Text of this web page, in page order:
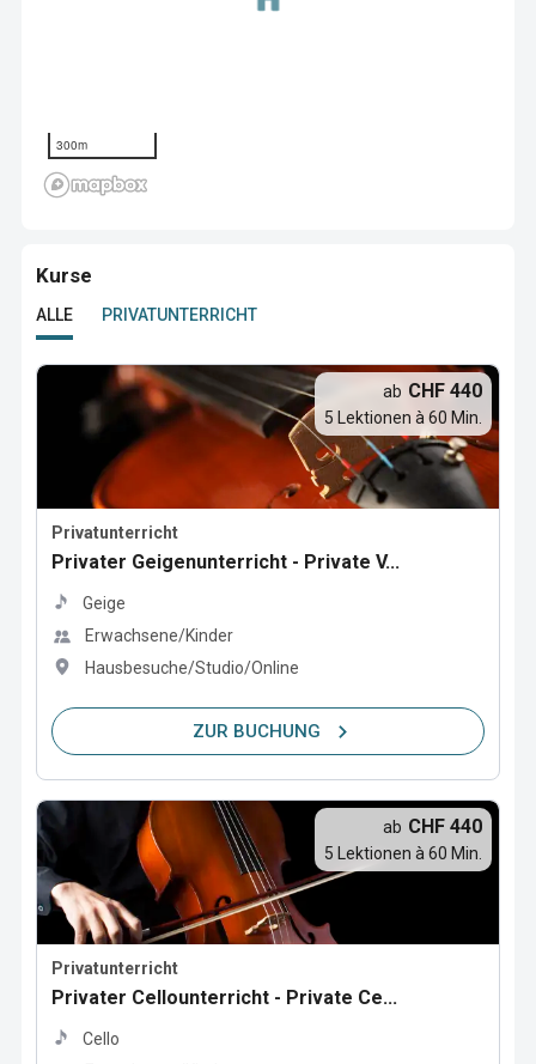
300m
Kurse
ALLE PRIVATUNTERRICHT
Privatunterricht
Privater Geigenunterricht - Private V...
Geige
Erwachsene/Kinder
Hausbesuche/Studio/Online
ab CHF 440
5 Lektionen à 60 Min.
ZUR BUCHUNG
Privatunterricht
Privater Cellounterricht - Private Ce...
Cello
ab CHF 440
5 Lektionen à 60 Min.